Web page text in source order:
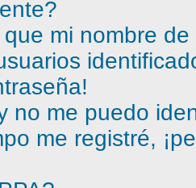
mi nombre
no me puedo
me registré,